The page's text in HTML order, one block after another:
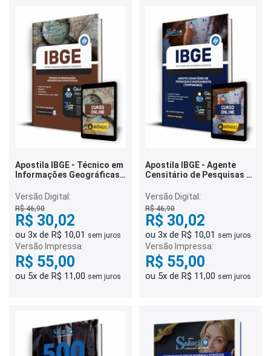
Apostila IBGE - Técnico em
Informações Geográficas
Versão Digital:
R$ 46,90
R$ 30,02
ou 3x de R$ 10,01 sem juros
Versão Impressa:
R$ 55,00
ou 5x de R$ 11,00 sem juros
Apostila IBGE - Agente
Censitário de Pesquisas e
Versão Digital:
R$ 46,90
R$ 30,02
ou 3x de R$ 10,01 sem juros
Versão Impressa:
R$ 55,00
ou 5x de R$ 11,00 sem juros